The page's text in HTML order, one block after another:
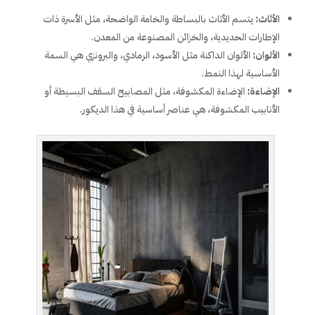
الأثاث: يتسم الأثاث بالبساطة والخامة الواضحة، مثل الأسرة ذات
الإطارات الحديدية، والخزائن المصنوعة من المعدن.
الألوان: الألوان الداكنة مثل الأسود، الرمادي، والبرونزي هي السمة
الأساسية لهذا النمط.
الإضاءة: الإضاءة المكشوفة، مثل المصابيح السقف البسيطة أو
الأنابيب المكشوفة، هي عناصر أساسية في هذا الديكور.